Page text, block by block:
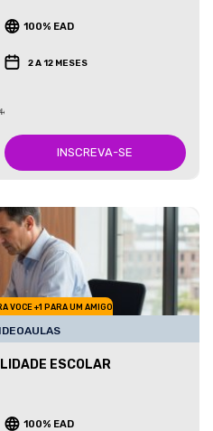
100% EAD
2 A 12 MESES
INSCREVA-SE
VOCE +1 PARA UM AMIGO
ESCOLAR
100% EAD